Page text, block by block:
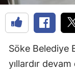
Söke Belediye
yıllardır devam